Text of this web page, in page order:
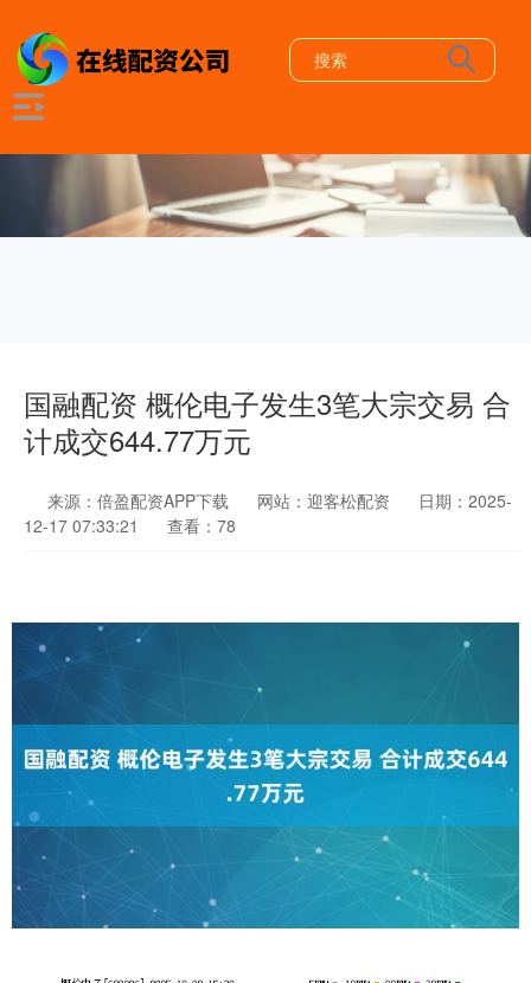
国融配资 概伦电子发生3笔大宗交易 合
计成交644.77万元
来源：倍盈配资APP下载 网站：迎客松配资
日期：2025-
12-17 07:33:21
查看：78